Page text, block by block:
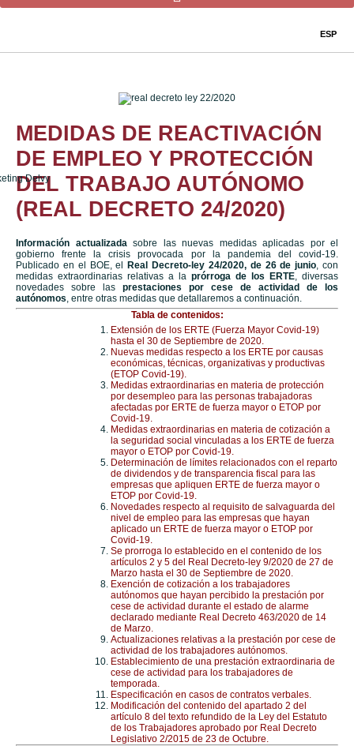
ESP
MEDIDAS DE REACTIVACIÓN
DE EMPLEO Y PROTECCIÓN
DEL TRABAJO AUTÓNOMO
(REAL DECRETO 24/2020)
Información actualizadasobre las nuevas medidas aplicadas por el
gobierno frente la crisis provocada por la pandemia del covid-19.
Publicado en el BOE, el
Real Decreto-ley 24/2020, de 26 de junio, con
medidas extraordinarias relativas a la prórroga de los ERTE, diversas
novedades sobre las prestaciones por cese de actividad de los
autónomos, entre otras medidas que detallaremos a continuación.
Tabla de contenidos:
Extensión de los ERTE (Fuerza Mayor Covid-19)
hasta el 30 de Septiembre de 2020.
Nuevas medidas respecto a los ERTE por causas
económicas, técnicas, organizativas y productivas
(ETOP Covid-19).
Medidas extraordinarias en materia de protección
por desempleo para las personas trabajadoras
afectadas por ERTE de fuerza mayor o ETOP por
Covid-19.
Medidas extraordinarias en materia de cotización a
la seguridad social vinculadas a los ERTE de fuerza
mayor o ETOP por Covid-19.
Determinación de límites relacionados con el reparto
de dividendos y de transparencia fiscal para las
empresas que apliquen ERTE de fuerza mayor o
ETOP por Covid-19.
Novedades respecto al requisito de salvaguarda del
nivel de empleo para las empresas que hayan
aplicado un ERTE de fuerza mayor o ETOP por
Covid-19.
Se prorroga lo establecido en el contenido de los
artículos 2 y 5 del Real Decreto-ley 9/2020 de 27 de
Marzo hasta el 30 de Septiembre de 2020.
Exención de cotización a los trabajadores
autónomos que hayan percibido la prestación por
cese de actividad durante el estado de alarme
declarado mediante Real Decreto 463/2020 de 14
de Marzo.
Actualizaciones relativas a la prestación por cese de
actividad de los trabajadores autónomos.
Establecimiento de una prestación extraordinaria de
cese de actividad para los trabajadores de
temporada.
Especificación en casos de contratos verbales.
Modificación del contenido del apartado 2 del
artículo 8 del texto refundido de la Ley del Estatuto
de los Trabajadores aprobado por Real Decreto
Legislativo 2/2015 de 23 de Octubre.